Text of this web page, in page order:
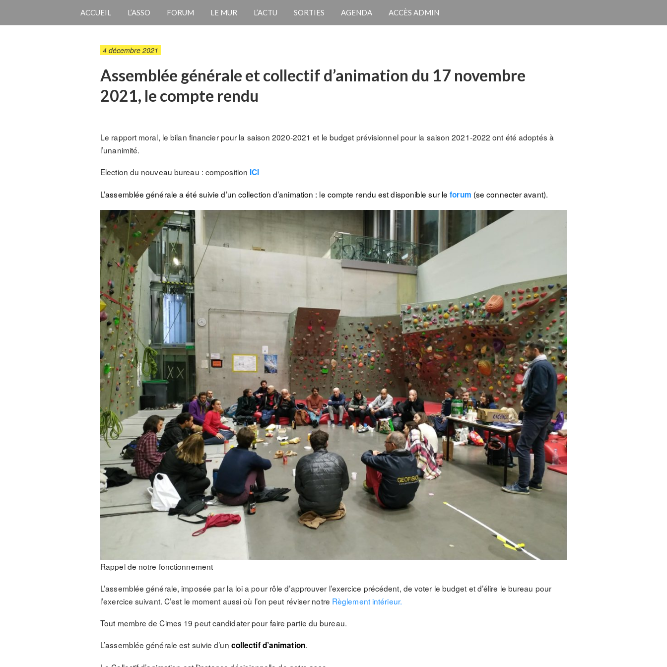
ACCUEIL L’ASSO FORUM LE MUR L’ACTU SORTIES AGENDA ACCÈS ADMIN
4 décembre 2021
Assemblée générale et collectif d’animation du 17 novembre
2021, le compte rendu
Le rapport moral, le bilan financier pour la saison 2020-2021 et le budget prévisionnel pour la saison 2021-2022 ont été adoptés à
l’unanimité.
Election du nouveau bureau : composition ICI
L’assemblée générale a été suivie d’un collection d’animation : le compte rendu est disponible sur leforum (se connecter avant).
Rappel de notre fonctionnement
L’assemblée générale, imposée par la loi a pour rôle d’approuver l’exercice précédent, de voter le budget et d’élire le bureau pour
l’exercice suivant. C’est le moment aussi où l’on peut réviser notre Règlement intérieur.
Tout membre de Cimes 19 peut candidater pour faire partie du bureau.
L’assemblée générale est suivie d’un collectif d’animation.